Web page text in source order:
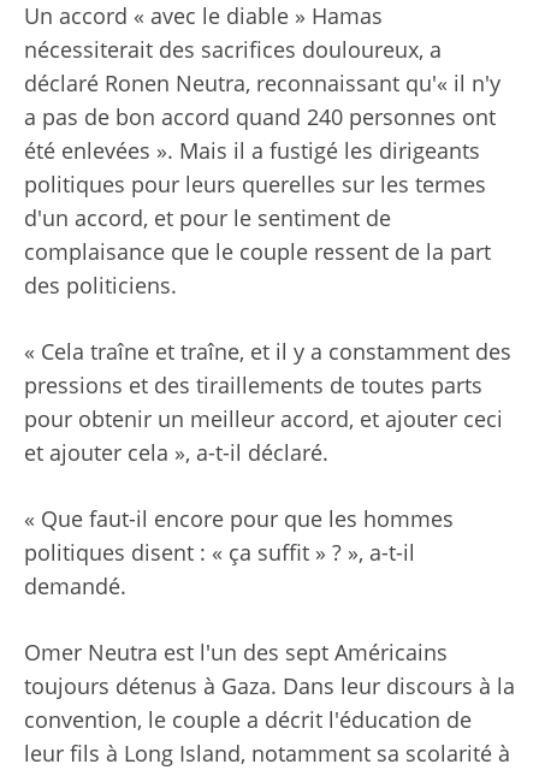
Un accord « avec le diable » Hamas
nécessiterait des sacrifices douloureux, a
déclaré Ronen Neutra, reconnaissant qu'« il n'y
a pas de bon accord quand 240 personnes ont
été enlevées ». Mais il a fustigé les dirigeants
politiques pour leurs querelles sur les termes
d'un accord, et pour le sentiment de
complaisance que le couple ressent de la part
des politiciens.
« Cela traîne et traîne, et il y a constamment des
pressions et des tiraillements de toutes parts
pour obtenir un meilleur accord, et ajouter ceci
et ajouter cela », a-t-il déclaré.
« Que faut-il encore pour que les hommes
politiques disent : « ça suffit » ? », a-t-il
demandé.
Omer Neutra est l'un des sept Américains
toujours détenus à Gaza. Dans leur discours à la
convention, le couple a décrit l'éducation de
leur fils à Long Island, notamment sa scolarité à